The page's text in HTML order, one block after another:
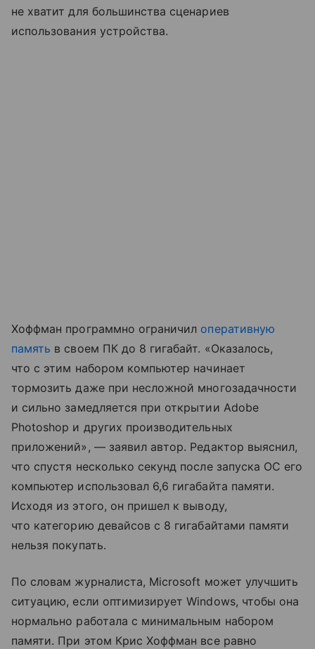
не хватит для большинства сценариев
использования устройства.
Хоффман программно ограничил оперативную
память в своем ПК до 8 гигабайт. «Оказалось,
что с этим набором компьютер начинает
тормозить даже при несложной многозадачности
и сильно замедляется при открытии Adobe
Photoshop и других производительных
приложений», — заявил автор. Редактор выяснил,
что спустя несколько секунд после запуска ОС его
компьютер использовал 6,6 гигабайта памяти.
Исходя из этого, он пришел к выводу,
что категорию девайсов с 8 гигабайтами памяти
нельзя покупать.
По словам журналиста, Microsoft может улучшить
ситуацию, если оптимизирует Windows, чтобы она
нормально работала с минимальным набором
памяти. При этом Крис Хоффман все равно